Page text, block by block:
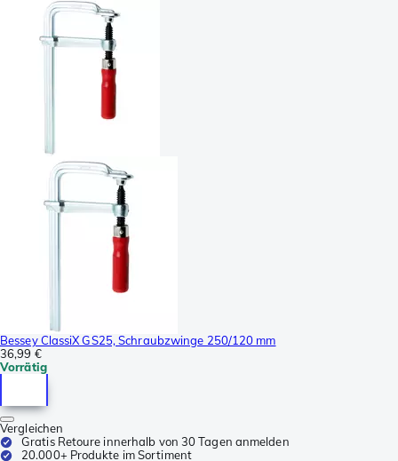
Bessey ClassiX GS25, Schraubzwinge 250/120 mm
36,99 €
Vorrätig
Vergleichen
Gratis Retoure innerhalb von 30 Tagen anmelden
20.000+ Produkte im Sortiment